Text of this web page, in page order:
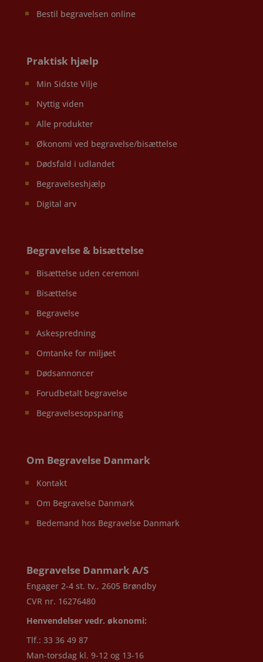
Bestil begravelsen online
Praktisk hjælp
Min Sidste Vilje
Nyttig viden
Alle produkter
Økonomi ved begravelse/bisættelse
Dødsfald i udlandet
Begravelseshjælp
Digital arv
Begravelse & bisættelse
Bisættelse uden ceremoni
Bisættelse
Begravelse
Askespredning
Omtanke for miljøet
Dødsannoncer
Forudbetalt begravelse
Begravelsesopsparing
Om Begravelse Danmark
Kontakt
Om Begravelse Danmark
Bedemand hos Begravelse Danmark
Begravelse Danmark A/S
Engager 2-4 st. tv., 2605 Brøndby
CVR nr. 16276480
Henvendelser vedr. økonomi:
Tlf.: 33 36 49 87
Man-torsdag kl. 9-12 og 13-16